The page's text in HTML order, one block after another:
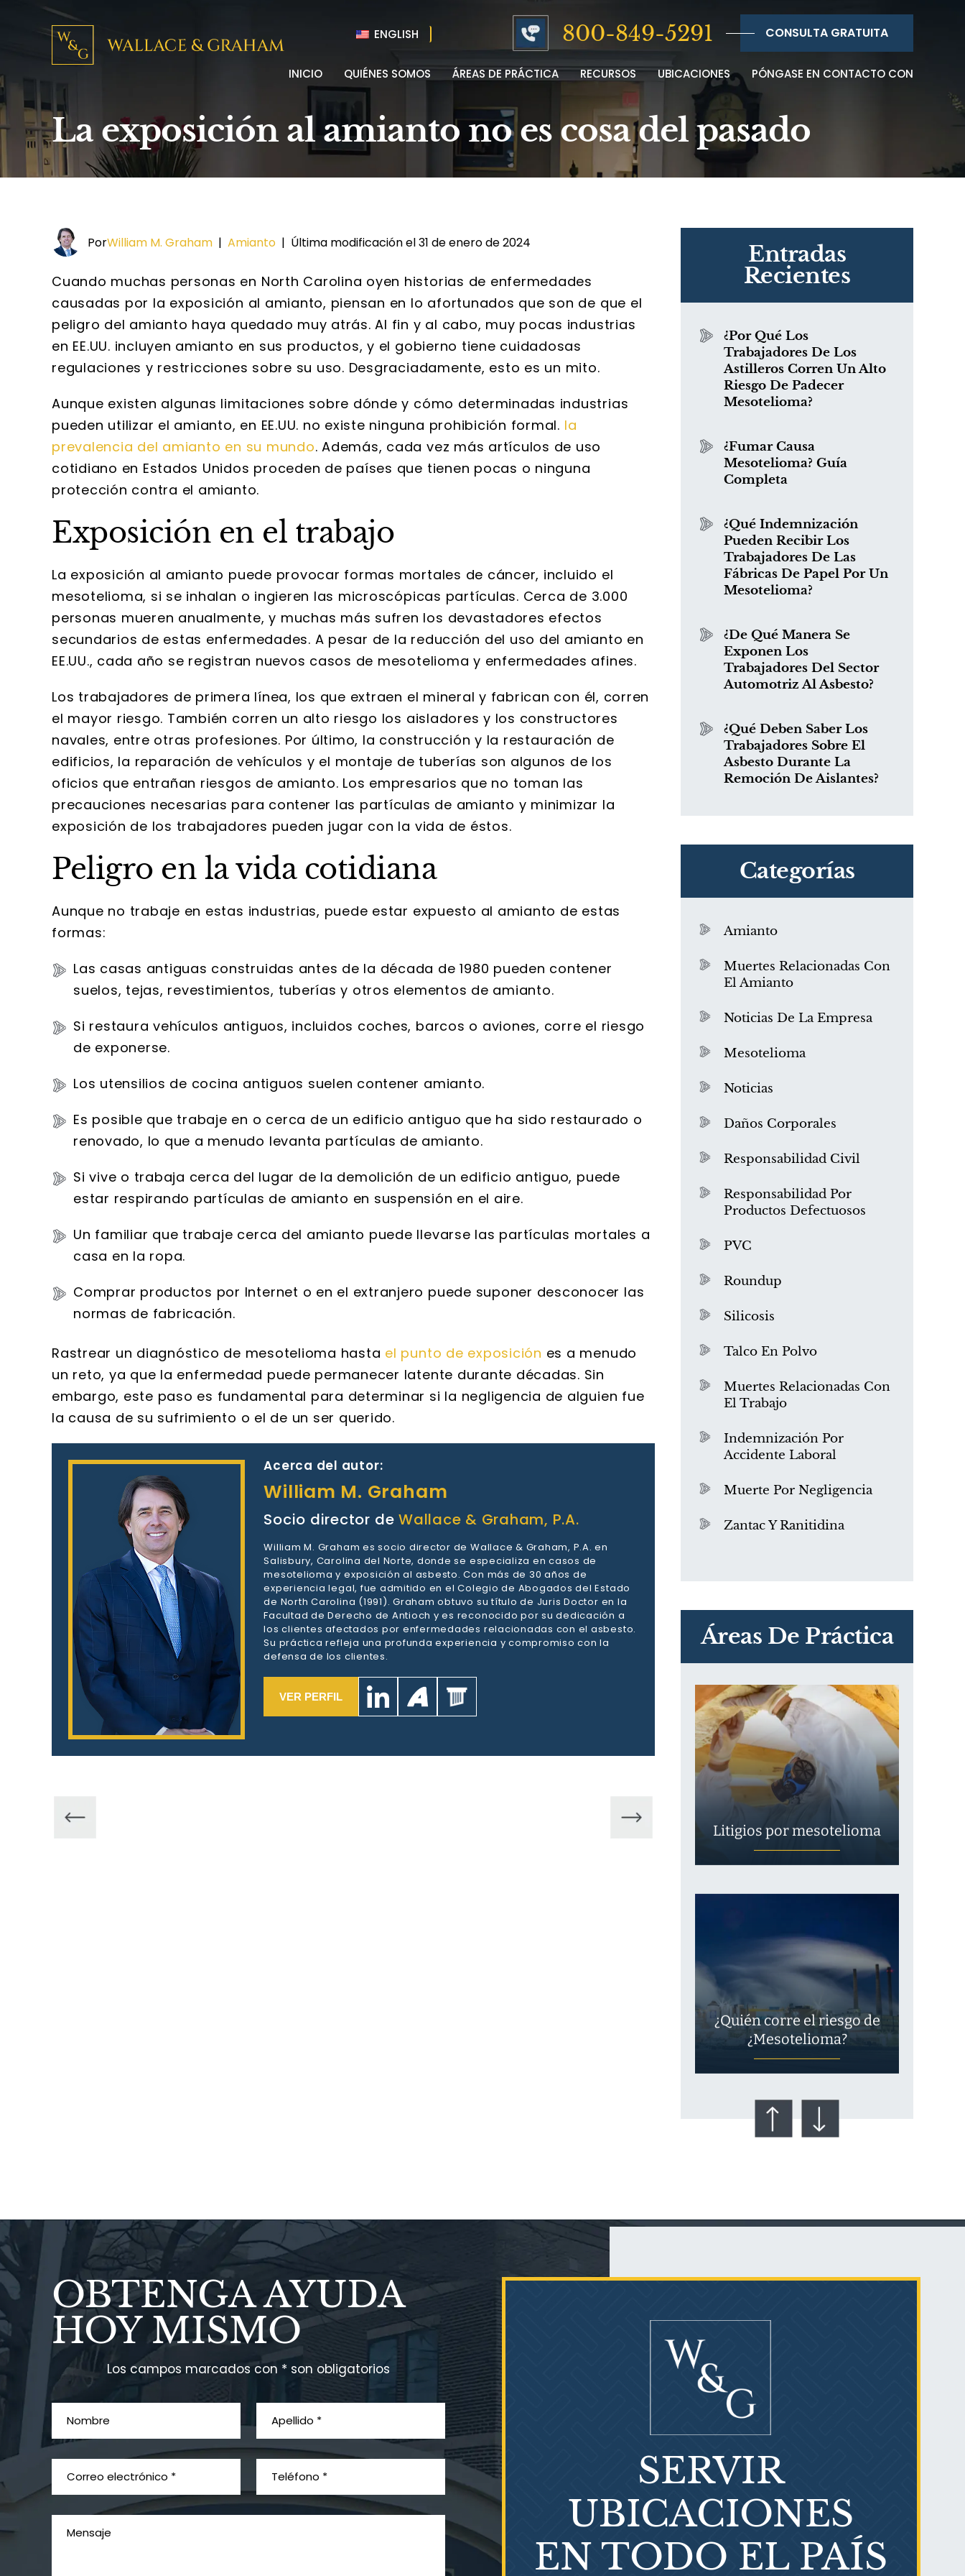
ENGLISH 800-849-5291 CONSULTA GRATUITA
INICIO QUIÉNES SOMOS ÁREAS DE PRÁCTICA RECURSOS UBICACIONES PÓNGASE EN CONTACTO CON
La exposición al amianto no es cosa del pasado
PorWilliam M. Graham | Amianto | Última modificación el 31 de enero de 2024
Cuando muchas personas en North Carolina oyen historias de enfermedades
causadas por la exposición al amianto, piensan en lo afortunados que son de que el
peligro del amianto haya quedado muy atrás. Al fin y al cabo, muy pocas industrias
en EE.UU. incluyen amianto en sus productos, y el gobierno tiene cuidadosas
regulaciones y restricciones sobre su uso. Desgraciadamente, esto es un mito.
Aunque existen algunas limitaciones sobre dónde y cómo determinadas industrias
pueden utilizar el amianto, en EE.UU. no existe ninguna prohibición formal. la
prevalencia del amianto en su mundo. Además, cada vez más artículos de uso
cotidiano en Estados Unidos proceden de países que tienen pocas o ninguna
protección contra el amianto.
Exposición en el trabajo
La exposición al amianto puede provocar formas mortales de cáncer, incluido el
mesotelioma, si se inhalan o ingieren las microscópicas partículas. Cerca de 3.000
personas mueren anualmente, y muchas más sufren los devastadores efectos
secundarios de estas enfermedades. A pesar de la reducción del uso del amianto en
EE.UU., cada año se registran nuevos casos de mesotelioma y enfermedades afines.
Los trabajadores de primera línea, los que extraen el mineral y fabrican con él, corren
el mayor riesgo. También corren un alto riesgo los aisladores y los constructores
navales, entre otras profesiones. Por último, la construcción y la restauración de
edificios, la reparación de vehículos y el montaje de tuberías son algunos de los
oficios que entrañan riesgos de amianto. Los empresarios que no toman las
precauciones necesarias para contener las partículas de amianto y minimizar la
exposición de los trabajadores pueden jugar con la vida de éstos.
Peligro en la vida cotidiana
Aunque no trabaje en estas industrias, puede estar expuesto al amianto de estas
formas:
Las casas antiguas construidas antes de la década de 1980 pueden contener
suelos, tejas, revestimientos, tuberías y otros elementos de amianto.
Si restaura vehículos antiguos, incluidos coches, barcos o aviones, corre el riesgo
de exponerse.
Los utensilios de cocina antiguos suelen contener amianto.
Es posible que trabaje en o cerca de un edificio antiguo que ha sido restaurado o
renovado, lo que a menudo levanta partículas de amianto.
Si vive o trabaja cerca del lugar de la demolición de un edificio antiguo, puede
estar respirando partículas de amianto en suspensión en el aire.
Un familiar que trabaje cerca del amianto puede llevarse las partículas mortales a
casa en la ropa.
Comprar productos por Internet o en el extranjero puede suponer desconocer las
normas de fabricación.
Rastrear un diagnóstico de mesotelioma hasta el punto de exposición es a menudo
un reto, ya que la enfermedad puede permanecer latente durante décadas. Sin
embargo, este paso es fundamental para determinar si la negligencia de alguien fue
la causa de su sufrimiento o el de un ser querido.
Acerca del autor:
William M. Graham
Socio director deWallace & Graham, P.A.
William M. Graham es socio director de Wallace & Graham, P.A. en
Salisbury, Carolina del Norte, donde se especializa en casos de
mesotelioma y exposición al asbesto. Con más de 30 años de
experiencia legal, fue admitido en el Colegio de Abogados del Estado
de North Carolina (1991). Graham obtuvo su título de Juris Doctor en la
Facultad de Derecho de Antioch y es reconocido por su dedicación a
los clientes afectados por enfermedades relacionadas con el asbesto.
Su práctica refleja una profunda experiencia y compromiso con la
defensa de los clientes.
VER PERFIL
Entradas
Recientes
¿Por Qué Los
Trabajadores De Los
Astilleros Corren Un Alto
Riesgo De Padecer
Mesotelioma?
¿Fumar Causa
Mesotelioma? Guía
Completa
¿Qué Indemnización
Pueden Recibir Los
Trabajadores De Las
Fábricas De Papel Por Un
Mesotelioma?
¿De Qué Manera Se
Exponen Los
Trabajadores Del Sector
Automotriz Al Asbesto?
¿Qué Deben Saber Los
Trabajadores Sobre El
Asbesto Durante La
Remoción De Aislantes?
Categorías
Amianto
Muertes Relacionadas Con
El Amianto
Noticias De La Empresa
Mesotelioma
Noticias
Daños Corporales
Responsabilidad Civil
Responsabilidad Por
Productos Defectuosos
PVC
Roundup
Silicosis
Talco En Polvo
Muertes Relacionadas Con
El Trabajo
Indemnización Por
Accidente Laboral
Muerte Por Negligencia
Zantac Y Ranitidina
Áreas De Práctica
¿Qué es el mesotelioma?
Litigios por mesotelioma
¿Quién corre el riesgo de
¿Mesotelioma?
Talco en polvo
¿Qué es el mesotelioma?
OBTENGA AYUDA
HOY MISMO
Los campos marcados con * son obligatorios
SERVIR
UBICACIONES
EN TODO EL PAÍS